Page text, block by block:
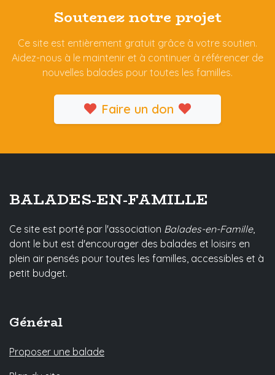
Soutenez notre projet
Ce site est entièrement gratuit grâce à votre soutien.
Aidez-nous à le maintenir et à continuer à référencer de
nouvelles balades pour toutes les familles.
Faire un don
BALADES-EN-FAMILLE
Ce site est porté par l'association Balades-en-Famille,
dont le but est d'encourager des balades et loisirs en
plein air pensés pour toutes les familles, accessibles et à
petit budget.
Général
Proposer une balade